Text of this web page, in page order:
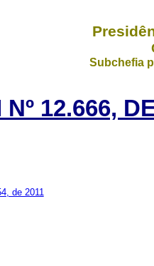
Subchefia
Nº 12.666,
de 2011